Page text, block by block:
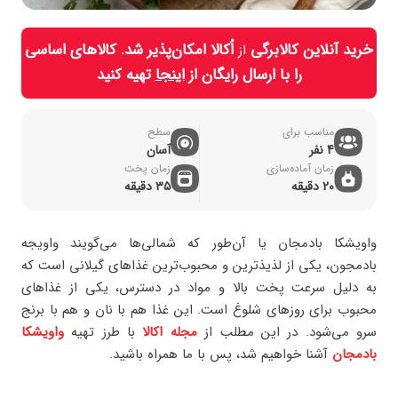
خرید آنلاین کالابرگی از اُکالا امکان‌پذیر شد. کالاهای اساسی
را با ارسال رایگان ازاینجاتهیه کنید
مناسب برای
4 نفر
سطح
آسان
زمان آماده‌سازی
20 دقیقه
زمان پخت
۳۵ دقیقه
واویشکا بادمجان یا آن‌طور که شمالی‌ها می‌گویند واویجه
بادمجون، یکی از لذیذترین و محبوب‌ترین غذاهای گیلانی است که
به دلیل سرعت پخت بالا و مواد در دسترس، یکی از غذاهای
محبوب برای روزهای شلوغ است. این غذا هم با نان و هم با برنج
سرو می‌شود. در این مطلب ازمجله اکالابا طرز تهیه واویشکا
بادمجان آشنا خواهیم شد، پس با ما همراه باشید.